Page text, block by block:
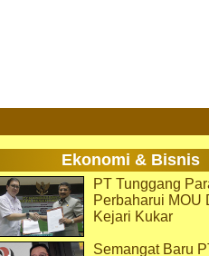
Ekonomi & Bisnis
PT Tunggang
Perbaharui MOU
Kejari Kukar
Semangat Baru